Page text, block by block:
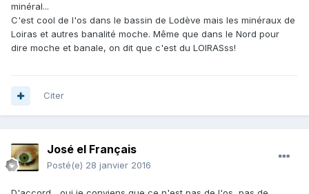
minéral...
C'est cool de l'os dans le bassin de Lodève mais les minéraux de
Loiras et autres banalité moche. Même que dans le Nord pour
dire moche et banale, on dit que c'est du LOIRASss!
Citer
José el Français
Posté(e) 28 janvier 2016